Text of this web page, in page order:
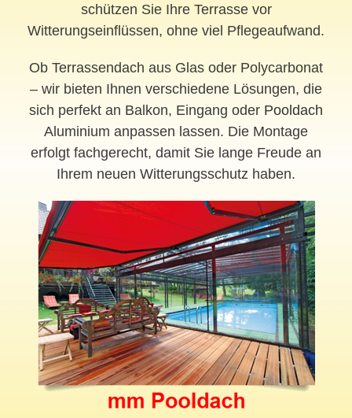
schützen Sie Ihre Terrasse vor
Witterungseinflüssen, ohne viel Pflegeaufwand.
Ob Terrassendach aus Glas oder Polycarbonat
– wir bieten Ihnen verschiedene Lösungen, die
sich perfekt an Balkon, Eingang oder Pooldach
Aluminium anpassen lassen. Die Montage
erfolgt fachgerecht, damit Sie lange Freude an
Ihrem neuen Witterungsschutz haben.